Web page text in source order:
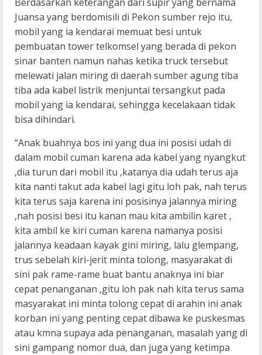
Juansa yang berdomisili di Pekon sumber rejo itu,
mobil yang ia kendarai memuat besi untuk
pembuatan tower telkomsel yang berada di pekon
sinar banten namun nahas ketika truck tersebut
melewati jalan miring di daerah sumber agung tiba
tiba ada kabel listrik menjuntai tersangkut pada
mobil yang ia kendarai, sehingga kecelakaan tidak
bisa dihindari.
“Anak buahnya bos ini yang dua ini posisi udah di
dalam mobil cuman karena ada kabel yang nyangkut
,dia turun dari mobil itu ,katanya dia udah terus aja
kita nanti takut ada kabel lagi gitu loh pak, nah terus
kita terus saja karena ini posisinya jalannya miring
,nah posisi besi itu kanan mau kita ambilin karet ,
kita ambil ke kiri cuman karena namanya posisi
jalannya keadaan kayak gini miring, lalu glempang,
trus sebelah kiri-jerit minta tolong, masyarakat di
sini pak rame-rame buat bantu anaknya ini biar
cepat penanganan ,gitu loh pak nah kita terus sama
masyarakat ini minta tolong cepat di arahin ini anak
korban ini yang penting cepat dibawa ke puskesmas
atau kmna supaya ada penanganan, masalah yang di
sini gampang nomor dua, dan juga yang ketimpa